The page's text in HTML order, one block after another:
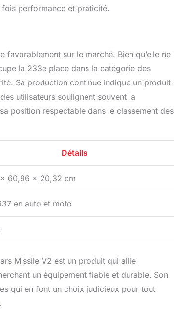
performance et praticité.
sur le marché. Bien qu’elle ne
la 233e place dans la catégorie des
Sa production continue indique un produit
utilisateurs soulignent souvent la
position respectable dans le classement des
Détails
60,96 x 20,32 cm
en auto et moto
Missile V2 est un produit qui allie
un équipement fiable et durable. Son
qui en font un choix judicieux pour tout